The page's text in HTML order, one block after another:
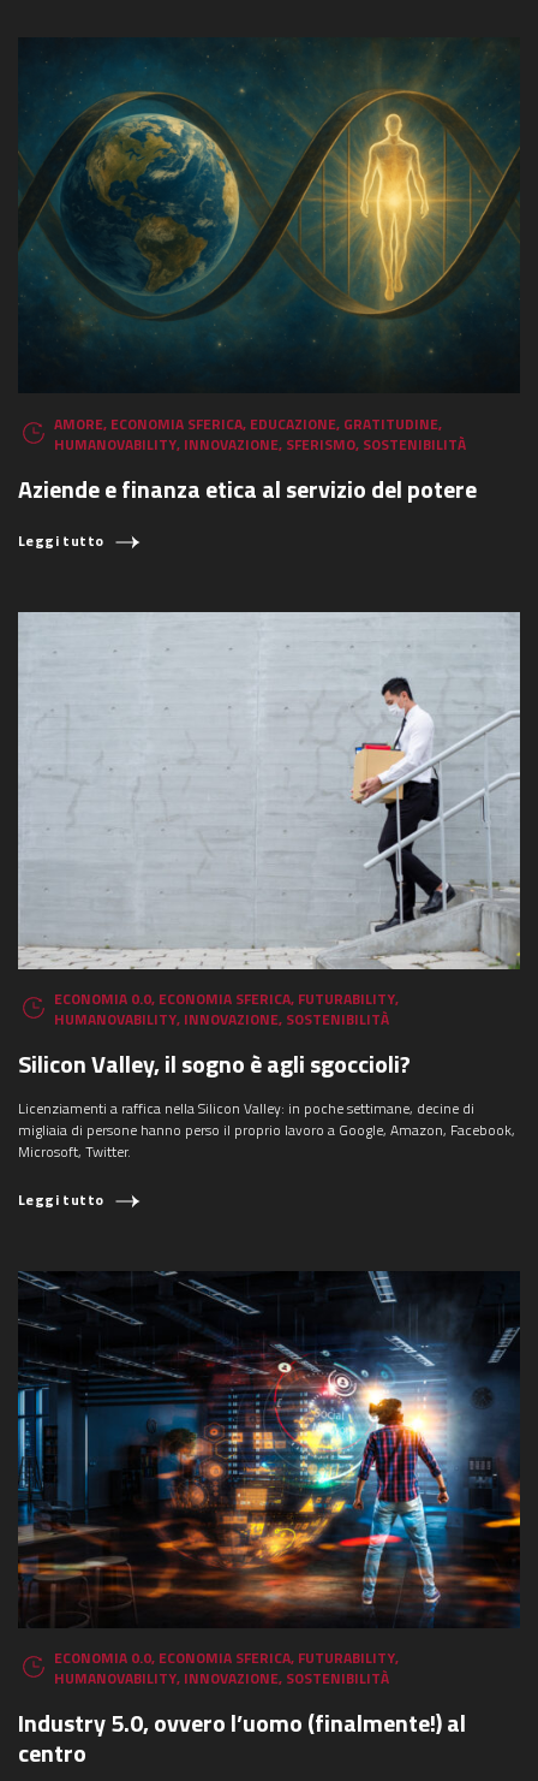
AMORE, ECONOMIA SFERICA, EDUCAZIONE, GRATITUDINE,
HUMANOVABILITY, INNOVAZIONE, SFERISMO, SOSTENIBILITÀ
Aziende e finanza etica al servizio del potere
Leggi tutto
ECONOMIA 0.0, ECONOMIA SFERICA, FUTURABILITY,
HUMANOVABILITY, INNOVAZIONE, SOSTENIBILITÀ
Silicon Valley, il sogno è agli sgoccioli?
Licenziamenti a raffica nella Silicon Valley: in poche settimane, decine di
migliaia di persone hanno perso il proprio lavoro a Google, Amazon, Facebook,
Microsoft, Twitter.
Leggi tutto
ECONOMIA 0.0, ECONOMIA SFERICA, FUTURABILITY,
HUMANOVABILITY, INNOVAZIONE, SOSTENIBILITÀ
Industry 5.0, ovvero l’uomo (finalmente!) al
centro
COSA STAI CERCANDO?